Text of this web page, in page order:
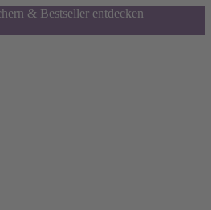
& Bestseller entdecken